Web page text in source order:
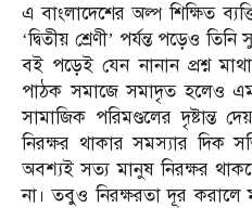
এ বাংলাদেশের অল্প শিক্ষিত
‘দ্বিতীয় শ্রেণী’ পর্যন্ত পড়েও
বই পড়েই যেন নানান প্রশ্ন
পাঠক সমাজে সমাদৃত হলেও
সামাজিক পরিমণ্ডলের দৃষ্টান্ত
নিরক্ষর থাকার সমস্যার দিক
অবশ্যই সত্য মানুষ নিরক্ষর
না। তবুও নিরক্ষরতা দূর করালে